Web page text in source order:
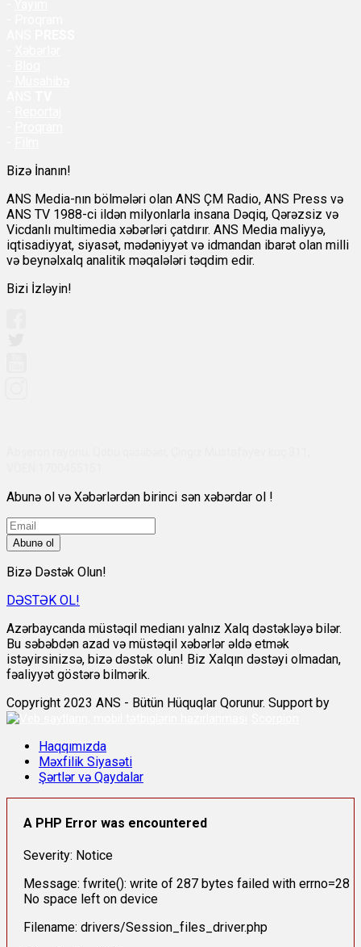
Bizə İnanın!
ANS Media-nın bölmələri olan ANS ÇM Radio, ANS Press və
ANS TV 1988-ci ildən milyonlarla insana Dəqiq, Qərəzsiz və
Vicdanlı multimedia xəbərləri çatdırır. ANS Media maliyyə,
iqtisadiyyat, siyasət, mədəniyyət və idmandan ibarət olan milli
və beynəlxalq analitik məqalələri təqdim edir.
Bizi İzləyin!
Abunə ol və Xəbərlərdən birinci sən xəbərdar ol !
Abunə ol
Bizə Dəstək Olun!
DƏSTƏK OL!
Azərbaycanda müstəqil medianı yalnız Xalq dəstəkləyə bilər.
Bu səbəbdən azad və müstəqil xəbərlər əldə etmək
istəyirsinizsə, bizə dəstək olun! Biz Xalqın dəstəyi olmadan,
fəaliyyət göstərə bilmərik.
Copyright 2023 ANS - Bütün Hüquqlar Qorunur. Support by
Haqqımızda
Məxfilik Siyasəti
Şərtlər və Qaydalar
A PHP Error was encountered
Severity: Notice
Message: fwrite(): write of 287 bytes failed with errno=28
No space left on device
Filename: drivers/Session_files_driver.php